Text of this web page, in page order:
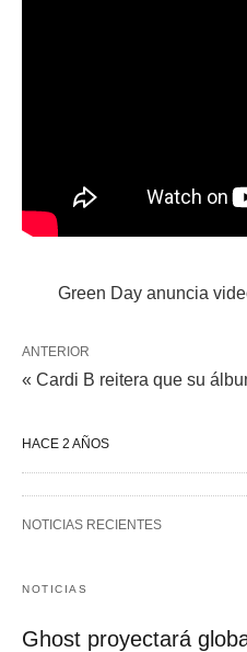
Green Day anuncia
ANTERIOR
« Cardi B reitera que su
HACE 2 AÑOS
NOTICIAS RECIENTES
NOTICIAS
Ghost proyectará